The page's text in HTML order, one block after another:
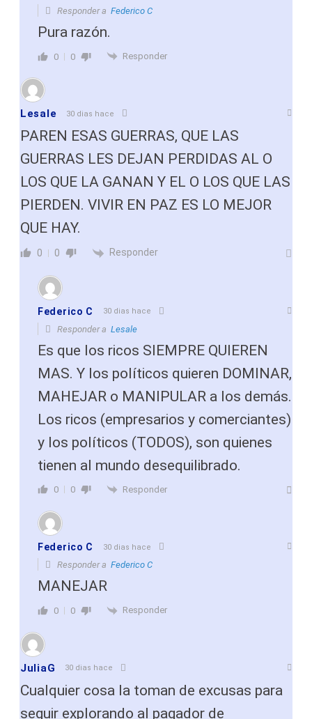
Responder a Federico C
Pura razón.
0 0 Responder
Lesale 30 dias hace
PAREN ESAS GUERRAS, QUE LAS
GUERRAS LES DEJAN PERDIDAS AL O
LOS QUE LA GANAN Y EL O LOS QUE LAS
PIERDEN. VIVIR EN PAZ ES LO MEJOR
QUE HAY.
0 0 Responder
Federico C 30 dias hace
Responder a Lesale
Es que los ricos SIEMPRE QUIEREN
MAS. Y los políticos quieren DOMINAR,
MAHEJAR o MANIPULAR a los demás.
Los ricos (empresarios y comerciantes)
y los políticos (TODOS), son quienes
tienen al mundo desequilibrado.
0 0 Responder
Federico C 30 dias hace
Responder a Federico C
MANEJAR
0 0 Responder
JuliaG 30 dias hace
Cualquier cosa la toman de excusas para
seguir explorando al pagador de